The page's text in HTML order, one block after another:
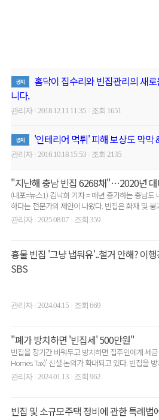
공지
홈닥이 집수리와 빈집관리의 새
니다.
관리자 2018.12.11 11:35 조회 1651
공지 '인테리어 먹튀' 피해 보상도 막막
관리자 2016.10.18 15:53 조회 2135
"지난해 충남 빈집 6268채"…2020년
(내포=뉴스1) 김낙희 기자 = 매년 증가하는 충남
하다는 전문가의 제안이 나왔다. 빈집은 화재 및
를 일..
관리자 2025.08.07 조회 359
흉물 빈집 '그냥 냅둬유'..철거 안해? 이
SBS
관리자 2024.04.15 조회 669
"폐가 방치하면 '빈집세' 500만원"
빈집을 장기간 비워두고 방치하면 집주인에게 세
Homes Tax)' 신설 논의가 확대되고 있다. 빈집을
의..
관리자 2024.01.13 조회 962
빈집 및 소규모주택 정비에 관한 특례법